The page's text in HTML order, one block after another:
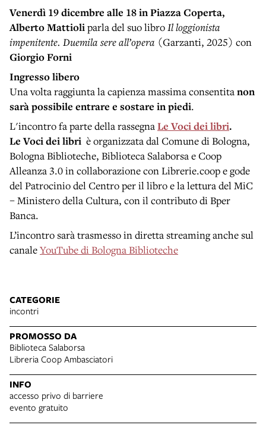
Venerdì 19 dicembre alle 18 in Piazza Coperta,
Alberto Mattioli parla del suo libro Il loggionista
impenitente. Duemila sere all’opera (Garzanti, 2025) con
Giorgio Forni
Ingresso libero
Una volta raggiunta la capienza massima consentita non
sarà possibile entrare e sostare in piedi.
L'incontro fa parte della rassegna Le Voci dei libri.
Le Voci dei libri è organizzata dal Comune di Bologna,
Bologna Biblioteche, Biblioteca Salaborsa e Coop
Alleanza 3.0 in collaborazione con Librerie.coop e gode
del Patrocinio del Centro per il libro e la lettura del MiC
– Ministero della Cultura, con il contributo di Bper
Banca.
L’incontro sarà trasmesso in diretta streaming anche sul
canaleYouTube di Bologna Biblioteche
CATEGORIE
incontri
PROMOSSO DA
Biblioteca Salaborsa
Libreria Coop Ambasciatori
INFO
accesso privo di barriere
evento gratuito